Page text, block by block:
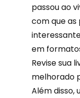
passou ao
com que as
em
Revise sua
melhorado
Além disso,